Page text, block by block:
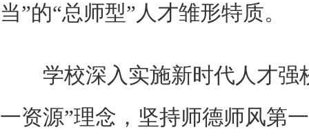
当”的“总师型”人才雏形特质。
学校深入实施新时代人才强
一资源”理念，坚持师德师风第